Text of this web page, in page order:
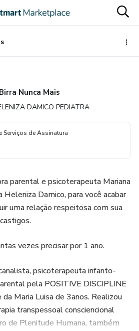
Nunca Mais
DAMICO PEDIATRA
Serviços de Assinatura
parental e psicoterapeuta Mariana
Damico, para você acabar
uma relação respeitosa com sua
vezes precisar por 1 ano.
psicoterapeuta infanto-
pela POSITIVE DISCIPLINE
Maria Luisa de 3anos. Realizou
transpessoal consciencional
de Plenitude Humana, também